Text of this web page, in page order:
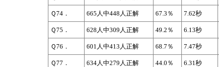
Ｑ74． 665人中448人正解 67.3％ 7.62秒
Ｑ75． 628人中309人正解 49.2％ 6.13秒
Ｑ76． 601人中413人正解 68.7％ 7.47秒
Ｑ77． 634人中279人正解 44.0％ 6.31秒